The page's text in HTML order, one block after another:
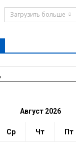
Загрузить больше
Август 2026
Ср Чт Пт